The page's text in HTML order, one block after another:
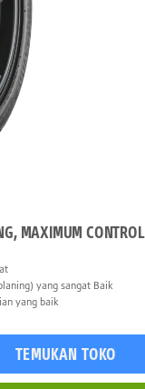
MAXIMUM CONTROL
yang sangat Baik
yang baik
TEMUKAN TOKO